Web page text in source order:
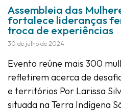
Assembleia das
fortalece lideranças
troca de experiências
30 de julho de 2024
Evento reúne mais 300
refletirem acerca de
e territórios Por Larissa
situada na Terra Indígena